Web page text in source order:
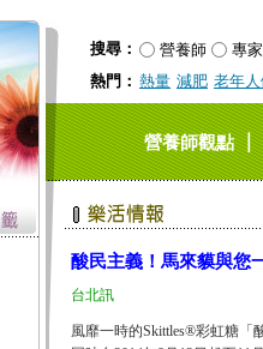
搜尋： 營養師
專家
熱門： 熱量 減肥 老年
營養師觀點｜
酸民主義！馬來貘與您
台北訊
風靡一時的Skittles®彩虹糖「